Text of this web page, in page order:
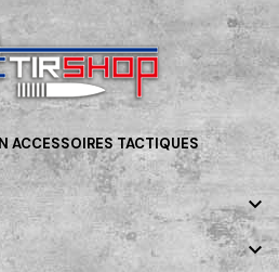
ACCESSOIRES TACTIQUES

